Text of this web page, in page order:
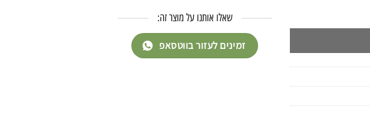
שאלו אותנו על מוצר זה:
זמינים לעזור בווטסאפ